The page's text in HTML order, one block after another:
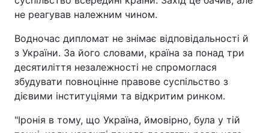
не реагував належним чином.
Водночас дипломат не знімає відповідальності й
з України. За його словами, країна за понад три
десятиліття незалежності не спромоглася
збудувати повноцінне правове суспільство з
дієвими інституціями та відкритим ринком.
"Іронія в тому, що Україна, ймовірно, була у тій